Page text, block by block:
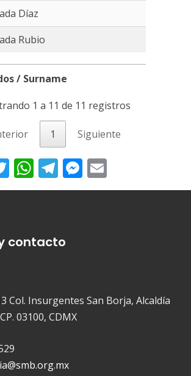
Díaz
Rubio
/ Surname
1 a 11 de 11 registros
1 Siguiente
Twitter
WhatsApp
Telegram
Messenger
contacto
Col. Insurgentes San Borja, Alcaldía
03100, CDMX